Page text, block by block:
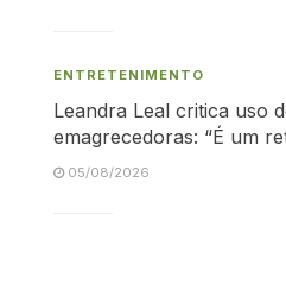
ENTRETENIMENTO
Leandra Leal critica uso
emagrecedoras: “É um
05/08/2026